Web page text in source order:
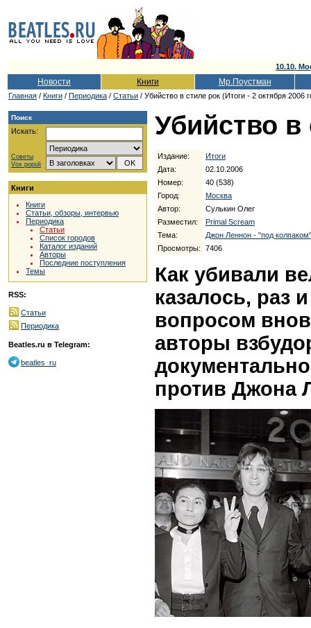
10.10.
Новости Книги Мр.Поустман
Главная / Книги / Периодика / Статьи / Убийство в стиле рок (Итоги - 2 октября 2006
Поиск
Искать:
Советы
Vox populi
Книги
Книги
Статьи, обзоры, интервью
Периодика
Статьи
Список городов
Каталог изданий
Авторы
Последние поступления
Темы
RSS:
Статьи
Периодика
Beatles.ru в Telegram:
beatles_ru
Убийство в
Издание:
Итоги
Дата:
02.10.2006
Номер:
40 (538)
Город:
Москва
Автор:
Сулькин Олег
Разместил:
Primal Scream
Тема:
Джон Леннон - "под
Просмотры:
7406
Как убивали
казалось, раз
вопросом
авторы
против Джона